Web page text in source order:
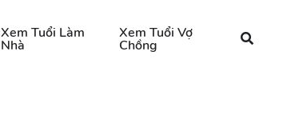
Xem Tuổi Làm
Nhà
Xem Tuổi Vợ
Chồng